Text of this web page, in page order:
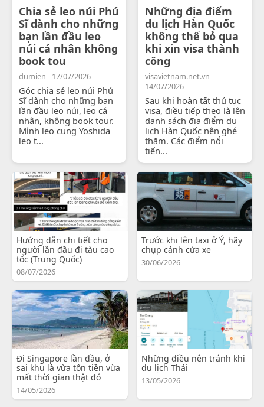
Chia sẻ leo núi Phú
Sĩ dành cho những
bạn lần đầu leo
núi cá nhân không
book tou
dumien - 17/07/2026
Góc chia sẻ leo núi Phú
Sĩ dành cho những bạn
lần đầu leo núi, leo cá
nhân, không book tour.
Mình leo cung Yoshida
leo t...
Những địa điểm
du lịch Hàn Quốc
không thể bỏ qua
khi xin visa thành
công
visavietnam.net.vn -
14/07/2026
Sau khi hoàn tất thủ tục
visa, điều tiếp theo là lên
danh sách địa điểm du
lịch Hàn Quốc nên ghé
thăm. Các điểm nổi
tiến...
Hướng dẫn chi tiết cho
người lần đầu đi tàu cao
tốc (Trung Quốc)
08/07/2026
Trước khi lên taxi ở Ý, hãy
chụp cánh cửa xe
30/06/2026
Đi Singapore lần đầu, ở
sai khu là vừa tốn tiền vừa
mất thời gian thật đó
14/05/2026
Những điều nên tránh khi
du lịch Thái
13/05/2026